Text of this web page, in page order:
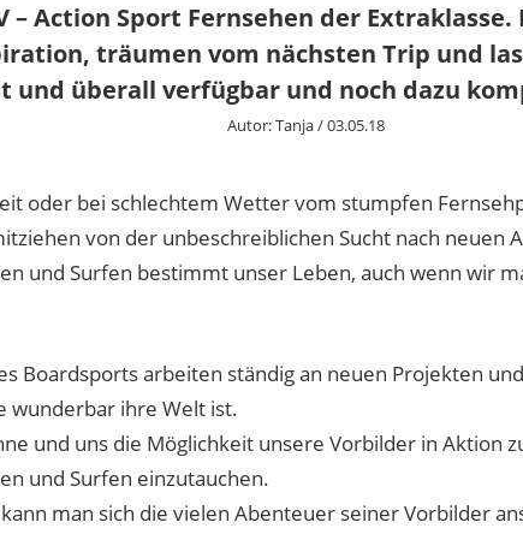
– Action Sport Fernsehen der
träumen vom nächsten Trip und
und überall verfügbar und noch dazu
Autor:Tanja/03.05.18
oder bei schlechtem Wetter vom stumpfen
von der unbeschreiblichen Sucht nach neuen
und Surfen bestimmt unser Leben, auch wenn wir
Boardsports arbeiten ständig an neuen Projekten
wunderbar ihre Welt ist.
und uns die Möglichkeit unsere Vorbilder in Aktion
und Surfen einzutauchen.
man sich die vielen Abenteuer seiner Vorbilder